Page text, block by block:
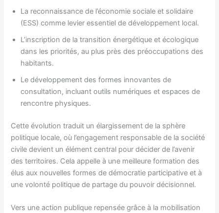
La reconnaissance de l’économie sociale et solidaire
(ESS) comme levier essentiel de développement local.
L’inscription de la transition énergétique et écologique
dans les priorités, au plus près des préoccupations des
habitants.
Le développement des formes innovantes de
consultation, incluant outils numériques et espaces de
rencontre physiques.
Cette évolution traduit un élargissement de la sphère
politique locale, où l’engagement responsable de la société
civile devient un élément central pour décider de l’avenir
des territoires. Cela appelle à une meilleure formation des
élus aux nouvelles formes de démocratie participative et à
une volonté politique de partage du pouvoir décisionnel.
Vers une action publique repensée grâce à la mobilisation